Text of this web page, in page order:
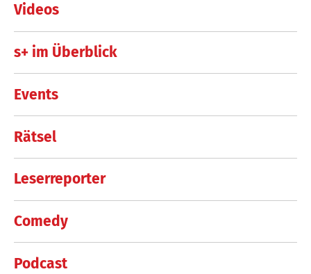
Videos
s+ im Überblick
Events
Rätsel
Leserreporter
Comedy
Podcast